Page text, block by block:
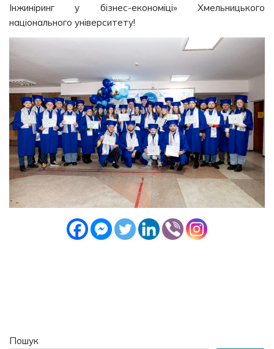
Інжиніринг у бізнес-економіці» Хмельницького
національного університету!
Пошук